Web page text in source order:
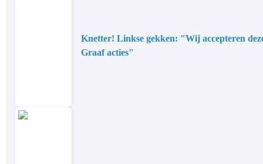
Knetter! Linkse gekken: "Wij accepteren
Graaf acties"